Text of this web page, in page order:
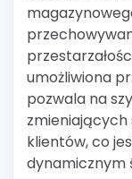
umożliwiona
pozwala na
klientów, co
dynamicznym